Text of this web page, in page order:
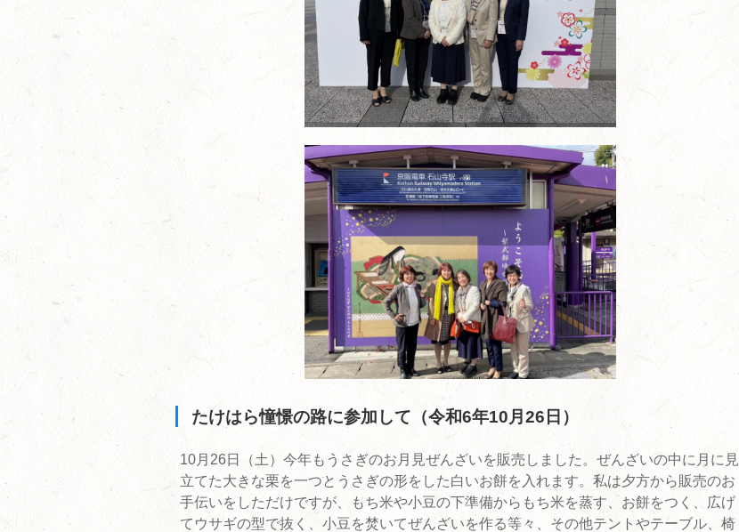
たけはら憧憬の路に参加して（令和6年10月26日）
10月26日（土）今年もうさぎのお月見ぜんざいを販売しました。ぜんざいの中に月に見
立てた大きな栗を一つとうさぎの形をした白いお餅を入れます。私は夕方から販売のお
手伝いをしただけですが、もち米や小豆の下準備からもち米を蒸す、お餅をつく、広げ
てウサギの型で抜く、小豆を焚いてぜんざいを作る等々、その他テントやテーブル、椅